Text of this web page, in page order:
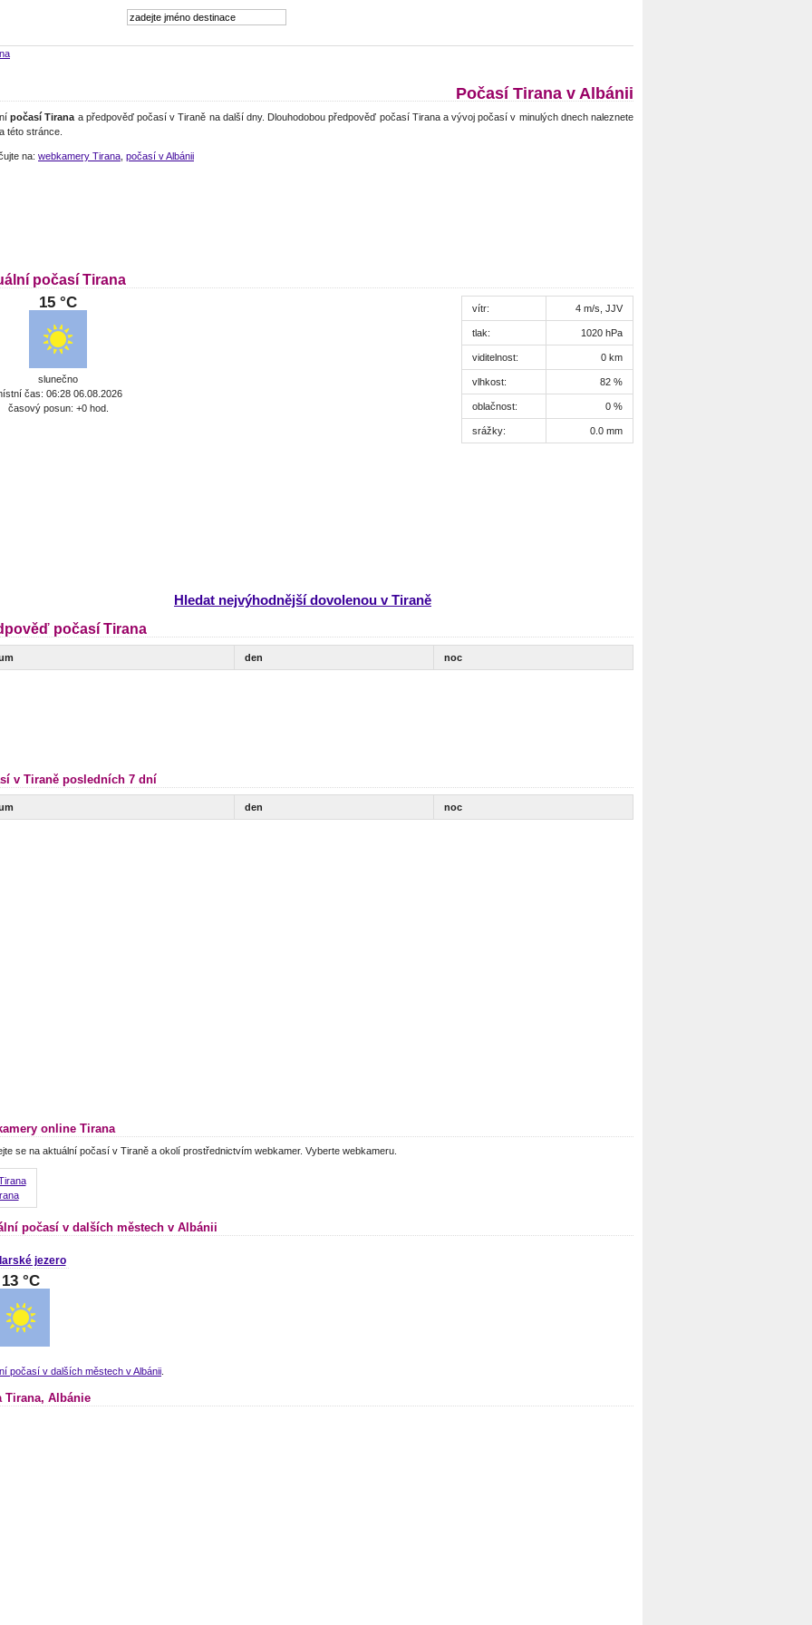
Počasí Tirana v Albánii
počasí Tirana a předpověď počasí v Tiraně na další dny. Dlouhodobou předpověď počasí Tirana a vývoj počasí v minulých dnech naleznete
této stránce.
na: webkamery Tirana počasí v Albánii
počasí Tirana
15 °C
slunečno
čas: 06:28 06.08.2026
časový posun: +0 hod.
vítr: 4 m/s, JJV
tlak: 1020 hPa
viditelnost: 0 km
vlhkost: 82 %
oblačnost: 0 %
srážky: 0.0 mm
Hledat nejvýhodnější dovolenou v Tiraně
počasí Tirana
den noc
v Tiraně posledních 7 dní
den noc
online Tirana
se na aktuální počasí v Tiraně a okolí prostřednictvím webkamer. Vyberte webkameru.
počasí v dalších městech v Albánii
jezero
13 °C
počasí v dalších městech v Albánii
Tirana, Albánie